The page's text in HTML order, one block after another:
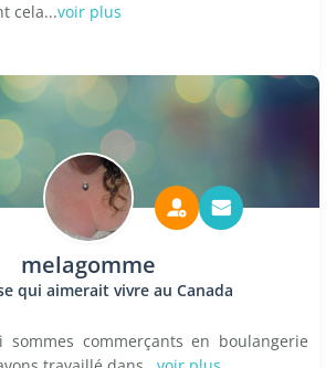
cela...voir plus
melagomme
qui aimerait vivre au Canada
commerçants en boulangerie